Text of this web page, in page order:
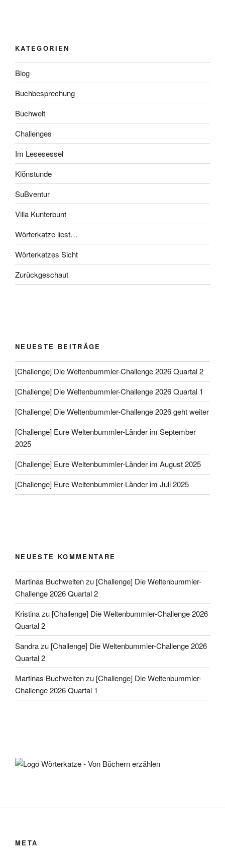
KATEGORIEN
Blog
Buchbesprechung
Buchwelt
Challenges
Im Lesesessel
Klönstunde
SuBventur
Villa Kunterbunt
Wörterkatze liest…
Wörterkatzes Sicht
Zurückgeschaut
NEUESTE BEITRÄGE
[Challenge] Die Weltenbummler-Challenge 2026 Quartal 2
[Challenge] Die Weltenbummler-Challenge 2026 Quartal 1
[Challenge] Die Weltenbummler-Challenge 2026 geht weiter
[Challenge] Eure Weltenbummler-Länder im September
2025
[Challenge] Eure Weltenbummler-Länder im August 2025
[Challenge] Eure Weltenbummler-Länder im Juli 2025
NEUESTE KOMMENTARE
Martinas Buchweltenzu [Challenge] Die Weltenbummler-
Challenge 2026 Quartal 2
Kristinazu [Challenge] Die Weltenbummler-Challenge 2026
Quartal 2
Sandrazu [Challenge] Die Weltenbummler-Challenge 2026
Quartal 2
Martinas Buchweltenzu [Challenge] Die Weltenbummler-
Challenge 2026 Quartal 1
META